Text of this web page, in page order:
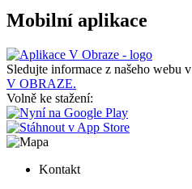
Mobilní aplikace
Sledujte informace z našeho webu v
V OBRAZE.
Volně ke stažení:
Kontakt